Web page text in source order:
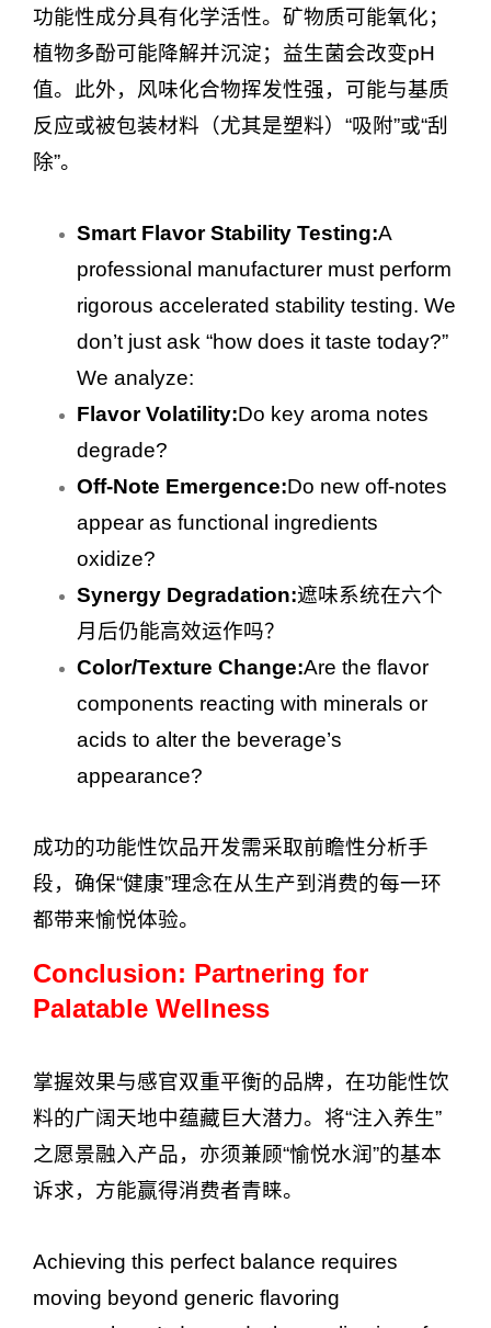
功能性成分具有化学活性。矿物质可能氧化；
植物多酚可能降解并沉淀；益生菌会改变pH
值。此外，风味化合物挥发性强，可能与基质
反应或被包装材料（尤其是塑料）“吸附”或“刮
除”。
Smart Flavor Stability Testing:A
professional manufacturer must perform
rigorous accelerated stability testing. We
don’t just ask “how does it taste today?”
We analyze:
Flavor Volatility:Do key aroma notes
degrade?
Off-Note Emergence:Do new off-notes
appear as functional ingredients
oxidize?
Synergy Degradation:遮味系统在六个
月后仍能高效运作吗？
Color/Texture Change:Are the flavor
components reacting with minerals or
acids to alter the beverage’s
appearance?
成功的功能性饮品开发需采取前瞻性分析手
段，确保“健康”理念在从生产到消费的每一环
都带来愉悦体验。
Conclusion: Partnering for
Palatable Wellness
掌握效果与感官双重平衡的品牌，在功能性饮
料的广阔天地中蕴藏巨大潜力。将“注入养生”
之愿景融入产品，亦须兼顾“愉悦水润”的基本
诉求，方能赢得消费者青睐。
Achieving this perfect balance requires
moving beyond generic flavoring